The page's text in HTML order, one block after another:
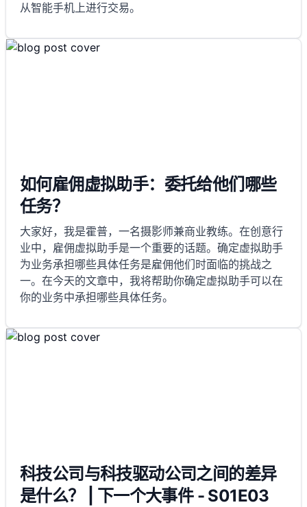
从智能手机上进行交易。
如何雇佣虚拟助手：委托给他们哪些
任务？
大家好，我是霍普，一名摄影师兼商业教练。在创意行
业中，雇佣虚拟助手是一个重要的话题。确定虚拟助手
为业务承担哪些具体任务是雇佣他们时面临的挑战之
一。在今天的文章中，我将帮助你确定虚拟助手可以在
你的业务中承担哪些具体任务。
科技公司与科技驱动公司之间的差异
是什么？ | 下一个大事件 - S01E03